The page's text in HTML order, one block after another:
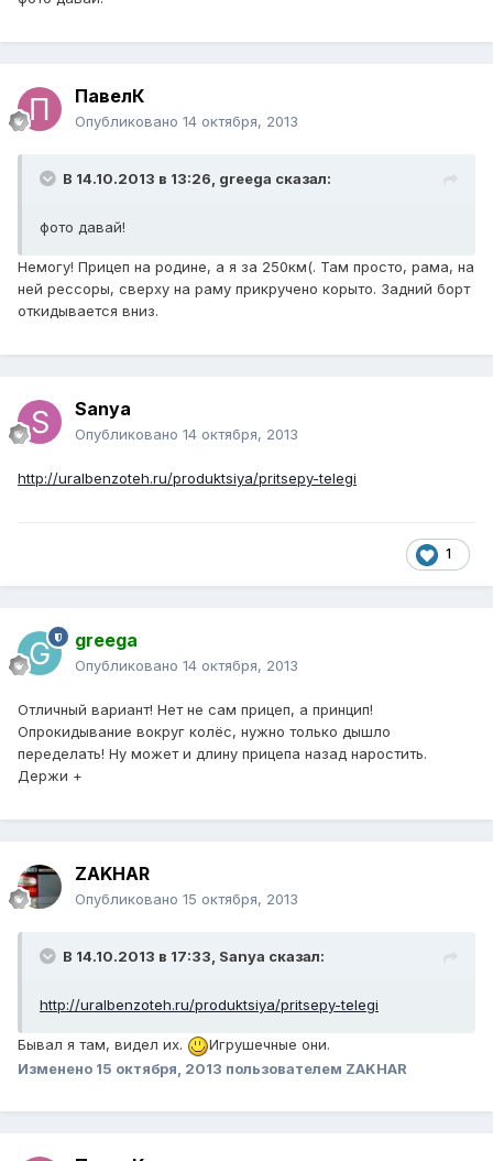
ПавелК
Опубликовано 14 октября, 2013
В 14.10.2013 в 13:26, greega сказал:
фото давай!
Немогу! Прицеп на родине, а я за 250км(. Там просто, рама, на
ней рессоры, сверху на раму прикручено корыто. Задний борт
откидывается вниз.
Sanya
Опубликовано 14 октября, 2013
http://uralbenzoteh.ru/produktsiya/pritsepy-telegi
1
greega
Опубликовано 14 октября, 2013
Отличный вариант! Нет не сам прицеп, а принцип!
Опрокидывание вокруг колёс, нужно только дышло
переделать! Ну может и длину прицепа назад наростить.
Держи +
ZAKHAR
Опубликовано 15 октября, 2013
В 14.10.2013 в 17:33, Sanya сказал:
http://uralbenzoteh.ru/produktsiya/pritsepy-telegi
Бывал я там, видел их.
Игрушечные они.
Изменено 15 октября, 2013 пользователем ZAKHAR